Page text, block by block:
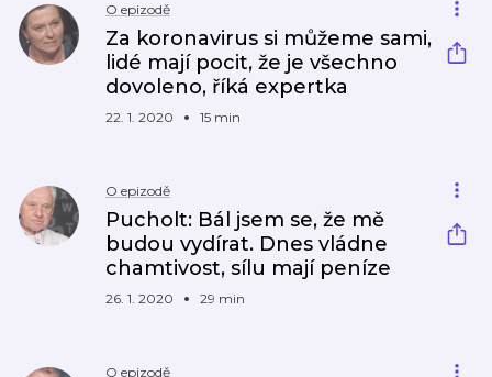
O epizodě
Za koronavirus si můžeme sami,
lidé mají pocit, že je všechno
dovoleno, říká expertka
22. 1. 2020 15 min
O epizodě
Pucholt: Bál jsem se, že mě
budou vydírat. Dnes vládne
chamtivost, sílu mají peníze
26. 1. 2020 29 min
O epizodě